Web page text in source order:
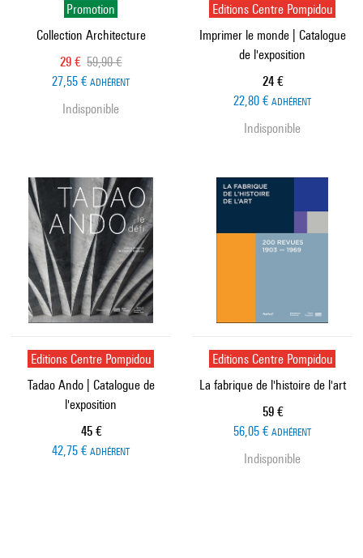
Promotion
Collection Architecture
Prix ​​actuel
29 € Ancien prix
59,90 €
27,55 € ADHÉRENT
Indisponible
Editions Centre Pompidou
Imprimer le monde | Catalogue
de l'exposition
Prix ​​actuel
24 €
22,80 € ADHÉRENT
Indisponible
Editions Centre Pompidou
Tadao Ando | Catalogue de
l'exposition
Prix ​​actuel
45 €
42,75 € ADHÉRENT
Editions Centre Pompidou
La fabrique de l'histoire de l'art
Prix ​​actuel
59 €
56,05 € ADHÉRENT
Indisponible